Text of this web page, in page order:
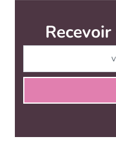
Culture
QUI SOMMES-NOUS ?